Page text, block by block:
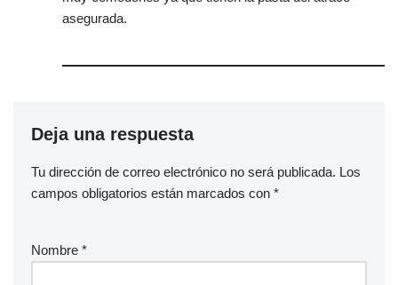
asegurada.
Deja una respuesta
Tu dirección de correo electrónico no será publicada. Los
campos obligatorios están marcados con *
Nombre *